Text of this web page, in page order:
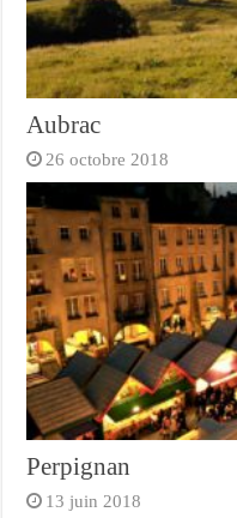
Aubrac
26 octobre 2018
Perpignan
13 juin 2018